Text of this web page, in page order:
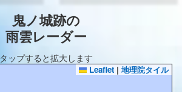
鬼ノ城跡の
雨雲レーダー
タップすると拡大します
Leaflet | 地理院タイル